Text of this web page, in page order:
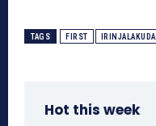
TAGS FIRST IRINJALAKUDA
Hot this week